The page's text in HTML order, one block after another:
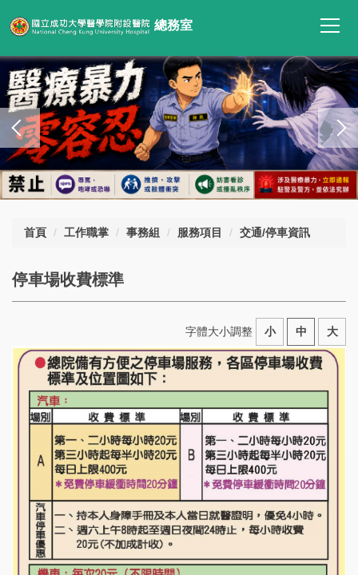
到
要
內
容
區
總務室
首頁 工作職掌 事務組 服務項目 交通/停車資訊
停車場收費標準
字體大小調整 小 中 大